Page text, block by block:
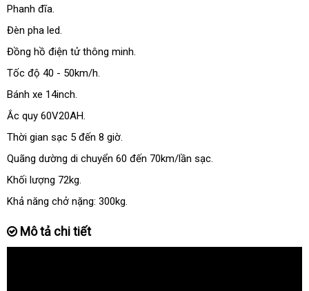
Phanh đĩa.
Đèn pha led.
Đồng hồ điện tử thông minh.
Tốc độ 40 - 50km/h.
Bánh xe 14inch.
Ắc quy 60V20AH.
Thời gian sạc 5 đến 8 giờ.
Quãng dường di chuyển 60 đến 70km/lần sạc.
Khối lượng 72kg.
Khả năng chở nặng: 300kg.
Mô tả chi tiết